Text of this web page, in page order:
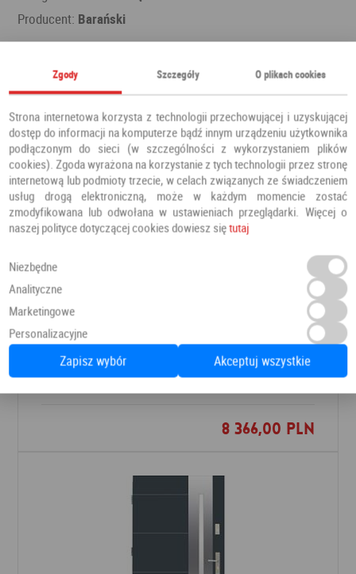
Producent: Barański
Polecamy również
Drzwi PRESTIGE DB 421
Drzwi zewnętrzne Barański
8 366,00 PLN
Dodaj do ulubionych
Zgody Szczegóły O plikach cookies
Strona internetowa korzysta z technologii przechowującej i uzyskującej
dostęp do informacji na komputerze bądź innym urządzeniu użytkownika
podłączonym do sieci (w szczególności z wykorzystaniem plików
cookies). Zgoda wyrażona na korzystanie z tych technologii przez stronę
internetową lub podmioty trzecie, w celach związanych ze świadczeniem
usług drogą elektroniczną, może w każdym momencie zostać
zmodyfikowana lub odwołana w ustawieniach przeglądarki. Więcej o
naszej polityce dotyczącej cookies dowiesz siętutaj
Niezbędne
Analityczne
Marketingowe
Personalizacyjne
Zapisz wybór Akceptuj wszystkie